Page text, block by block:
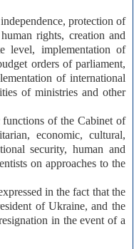
protection of
rights, creation and
level, implementation of
orders of parliament,
of international
of ministries and other
functions of the Cabinet of
economic, cultural,
security, human and
on approaches to the
in the fact that the
of Ukraine, and the
in the event of a